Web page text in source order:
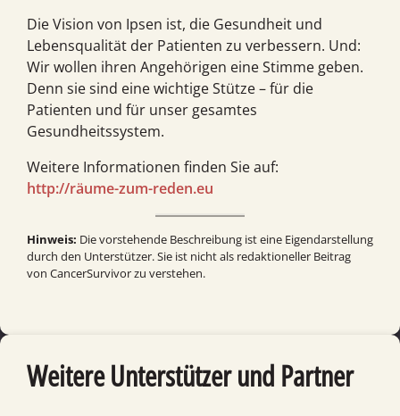
Die Vision von Ipsen ist, die Gesundheit und
Lebensqualität der Patienten zu verbessern. Und:
Wir wollen ihren Angehörigen eine Stimme geben.
Denn sie sind eine wichtige Stütze – für die
Patienten und für unser gesamtes
Gesundheitssystem.
Weitere Informationen finden Sie auf:
http://räume-zum-reden.eu
Hinweis: Die vorstehende Beschreibung ist eine Eigendarstellung
durch den Unterstützer. Sie ist nicht als redaktioneller Beitrag
von CancerSurvivor zu verstehen.
Weitere Unterstützer und Partner